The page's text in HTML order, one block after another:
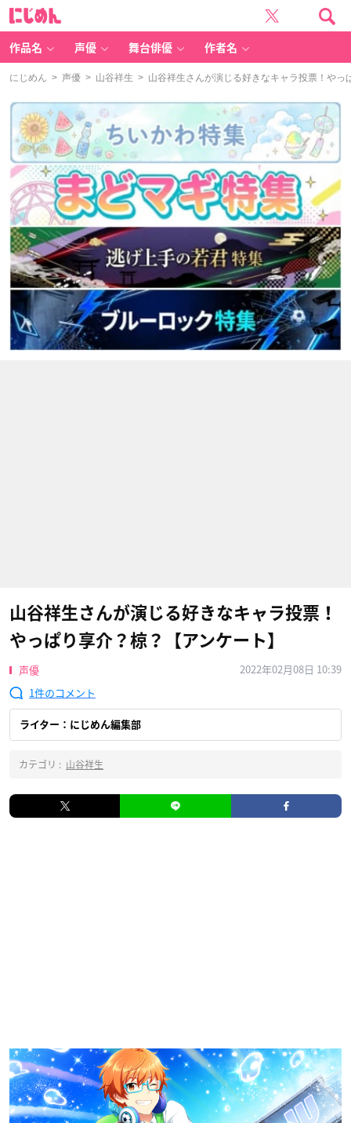
作品名 声優 舞台俳優 作者名
にじめん > 声優 > 山谷祥生 > 山谷祥生さんが演じる好きなキャラ投票！やっ
山谷祥生さんが演じる好きなキャラ投票！
やっぱり享介？椋？【アンケート】
声優
2022年02月08日 10:39
1
ライター：にじめん編集部
カテゴリ : 山谷祥生